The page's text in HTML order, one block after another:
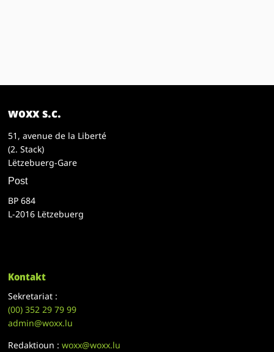
woxx s.c.
51, avenue de la Liberté
(2. Stack)
Lëtzebuerg-Gare
Post
BP 684
L-2016 Lëtzebuerg
Kontakt
Sekretariat :
(00)352 29 79 99
admin@woxx.lu
Redaktioun :woxx@woxx.lu